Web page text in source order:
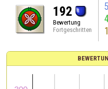
192
Bewertung
Fortgeschritten